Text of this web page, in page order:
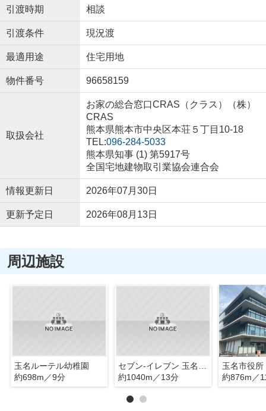
引渡時期 相談
引渡条件 現況渡
最適用途 住宅用地
物件番号 96658159
取扱会社
お家の総合窓口CRAS（クラス）（株）
CRAS
熊本県熊本市中央区本荘５丁目10-18
TEL:096-284-5033
熊本県知事 (1) 第5917号
全国宅地建物取引業協会連合会
情報更新日 2026年07月30日
更新予定日 2026年08月13日
周辺施設
玉名ルーテル幼稚園
約698m／9分
約1040m／13分
玉名市役所
約876m／